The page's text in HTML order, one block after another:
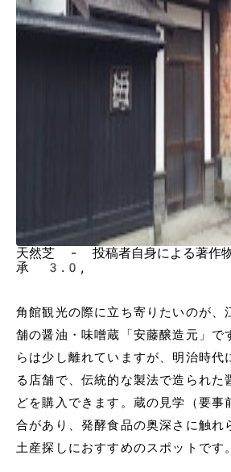
天然芝 - 投稿者自身による著
承 3.0,
角館観光の際に立ち寄りたいのが、
舗の醤油・味噌蔵「安藤醸造元」で
らは少し離れていますが、明治時代
る店舗で、伝統的な製法で造られた
どを購入できます。蔵の見学（要事
合があり、発酵食品の奥深さに触れ
土産探しにおすすめのスポットです。